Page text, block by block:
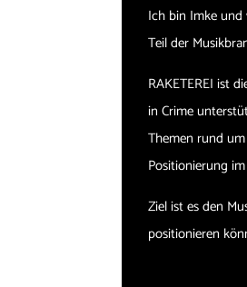
Ich bin Imke und
Teil der
RAKETEREI ist
in Crime
Themen rund
Positionierung
Ziel ist es den
positionieren